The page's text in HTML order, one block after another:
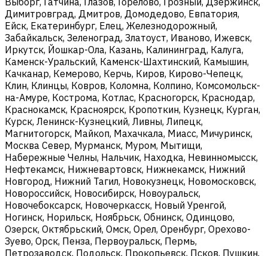
Димитровград, Дмитров, Домодедово, Евпатория,
Ейск, Екатеринбург, Елец, Железнодорожный,
Забайкальск, Зеленоград, Златоуст, Иваново, Ижевск,
Иркутск, Йошкар-Ола, Казань, Калининград, Калуга,
Каменск-Уральский, Каменск-Шахтинский, Камышин,
Качканар, Кемерово, Керчь, Киров, Кирово-Чепецк,
Клин, Клинцы, Ковров, Коломна, Колпино, Комсомольск-
на-Амуре, Кострома, Котлас, Красногорск, Краснодар,
Краснокамск, Красноярск, Кропоткин, Кузнецк, Курган,
Курск, Ленинск-Кузнецкий, Ливны, Липецк,
Магнитогорск, Майкоп, Махачкала, Миасс, Мичуринск,
Москва Север, Мурманск, Муром, Мытищи,
Набережные Челны, Нальчик, Находка, Невинномысск,
Нефтекамск, Нижневартовск, Нижнекамск, Нижний
Новгород, Нижний Тагил, Новокузнецк, Новомосковск,
Новороссийск, Новосибирск, Новоуральск,
Новочебоксарск, Новочеркасск, Новый Уренгой,
Ногинск, Норильск, Ноябрьск, Обнинск, Одинцово,
Озерск, Октябрьский, Омск, Орел, Оренбург, Орехово-
Зуево, Орск, Пенза, Первоуральск, Пермь,
Петрозаводск, Подольск, Прокопьевск, Псков, Пушкин,